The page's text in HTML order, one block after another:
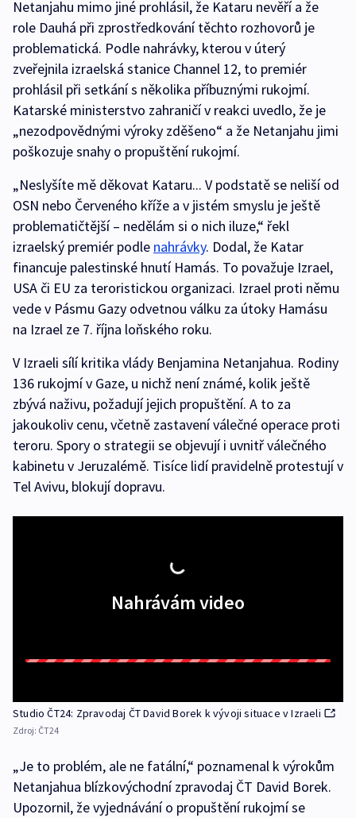
Netanjahu mimo jiné prohlásil, že Kataru nevěří a že
role Dauhá při zprostředkování těchto rozhovorů je
problematická. Podle nahrávky, kterou v úterý
zveřejnila izraelská stanice Channel 12, to premiér
prohlásil při setkání s několika příbuznými rukojmí.
Katarské ministerstvo zahraničí v reakci uvedlo, že je
„nezodpovědnými výroky zděšeno“ a že Netanjahu jimi
poškozuje snahy o propuštění rukojmí.
„Neslyšíte mě děkovat Kataru... V podstatě se neliší od
OSN nebo Červeného kříže a v jistém smyslu je ještě
problematičtější – nedělám si o nich iluze,“ řekl
izraelský premiér podle nahrávky. Dodal, že Katar
financuje palestinské hnutí Hamás. To považuje Izrael,
USA či EU za teroristickou organizaci. Izrael proti němu
vede v Pásmu Gazy odvetnou válku za útoky Hamásu
na Izrael ze 7. října loňského roku.
V Izraeli sílí kritika vlády Benjamina Netanjahua. Rodiny
136 rukojmí v Gaze, u nichž není známé, kolik ještě
zbývá naživu, požadují jejich propuštění. A to za
jakoukoliv cenu, včetně zastavení válečné operace proti
teroru. Spory o strategii se objevují i uvnitř válečného
kabinetu v Jeruzalémě. Tisíce lidí pravidelně protestují v
Tel Avivu, blokují dopravu.
Nahrávám video
Studio ČT24: Zpravodaj ČT David Borek k vývoji situace v Izraeli
Zdroj: ČT24
„Je to problém, ale ne fatální,“ poznamenal k výrokům
Netanjahua blízkovýchodní zpravodaj ČT David Borek.
Upozornil, že vyjednávání o propuštění rukojmí se